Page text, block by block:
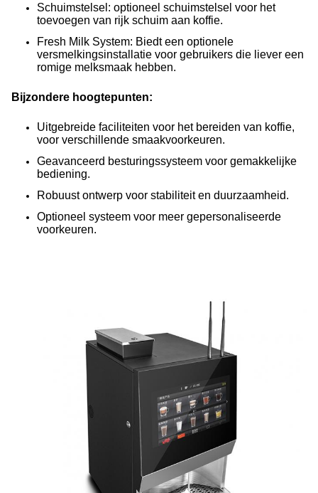
Schuimstelsel: optioneel schuimstelsel voor het
toevoegen van rijk schuim aan koffie.
Fresh Milk System: Biedt een optionele
versmelkingsinstallatie voor gebruikers die liever een
romige melksmaak hebben.
Bijzondere hoogtepunten:
Uitgebreide faciliteiten voor het bereiden van koffie,
voor verschillende smaakvoorkeuren.
Geavanceerd besturingssysteem voor gemakkelijke
bediening.
Robuust ontwerp voor stabiliteit en duurzaamheid.
Optioneel systeem voor meer gepersonaliseerde
voorkeuren.